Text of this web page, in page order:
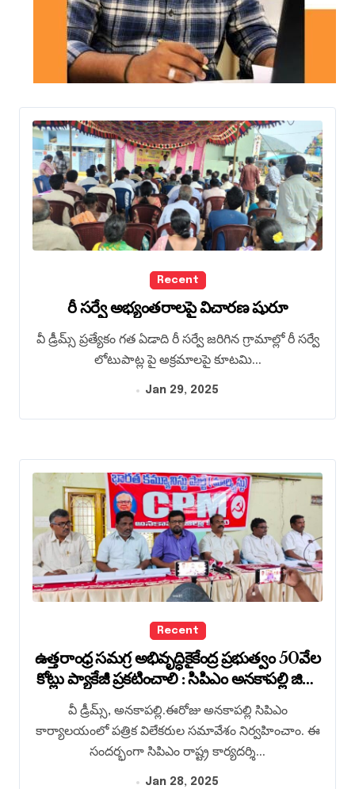
Recent
రీ సర్వే అభ్యంతరాలపై విచారణ షురూ
వీ డ్రీమ్స్ ప్రత్యేకం గత ఏడాది రీ సర్వే జరిగిన గ్రామాల్లో రీ సర్వే
లోటుపాట్ల పై అక్రమాలపై కూటమి...
Jan 29, 2025
Recent
ఉత్తరాంధ్ర సమగ్ర అభివృద్ధికైకేంద్ర ప్రభుత్వం 50వేల
కోట్లు ప్యాకేజీ ప్రకటించాలి : సిపిఎం అనకాపల్లి జిల్లా
కమిటీ
వీ డ్రీమ్స్, అనకాపల్లి.ఈరోజు అనకాపల్లి సిపిఎం
కార్యాలయంలో పత్రిక విలేకరుల సమావేశం నిర్వహించాం. ఈ
సందర్భంగా సిపిఎం రాష్ట్ర కార్యదర్శి...
Jan 28, 2025